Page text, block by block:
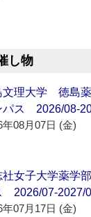
し物
文理大学 徳島
パス 2026/08-
年08月07日 (金)
社女子大学薬学
2026/07-2027/
年07月17日 (金)